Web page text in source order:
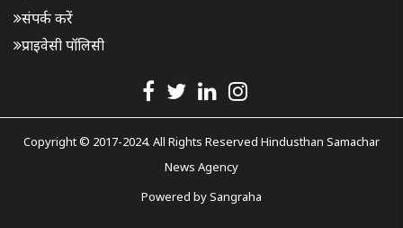
संपर्क करें
प्राइवेसी पॉलिसी
Copyright © 2017-2024. All Rights Reserved Hindusthan Samachar
News Agency
Powered bySangraha